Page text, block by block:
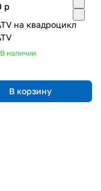
p
на квадроцикл
В наличии
В корзину